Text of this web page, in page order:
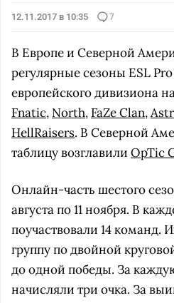
12.11.2017 в 10:35 7
В Европе и Северной
регулярные сезоны ESL
европейского дивизиона
Fnatic, North, FaZe Clan,
HellRaisers. В Северной
таблицу возглавили OpTic
Онлайн-часть шестого
августа по 11 ноября. В
поучаствовали 14 команд.
группу по двойной
до одной победы. За
начисляли три очка. За